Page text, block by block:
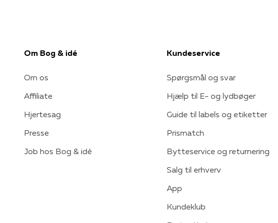
Om Bog & idé
Om os
Affiliate
Hjertesag
Presse
Job hos Bog & idé
Kundeservice
Spørgsmål og svar
Hjælp til E- og lydbøger
Guide til labels og etiketter
Prismatch
Bytteservice og returnering
Salg til erhverv
App
Kundeklub